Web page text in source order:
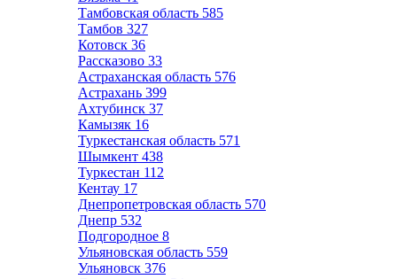
Тамбовская область 585
Тамбов 327
Котовск 36
Рассказово 33
Астраханская область 576
Астрахань 399
Ахтубинск 37
Камызяк 16
Туркестанская область 571
Шымкент 438
Туркестан 112
Кентау 17
Днепропетровская область 570
Днепр 532
Подгородное 8
Ульяновская область 559
Ульяновск 376